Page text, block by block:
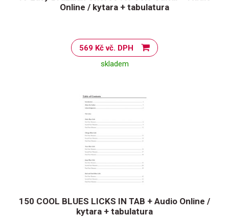
Online / kytara + tabulatura
569 Kč vč. DPH
skladem
150 COOL BLUES LICKS IN TAB + Audio Online /
kytara + tabulatura